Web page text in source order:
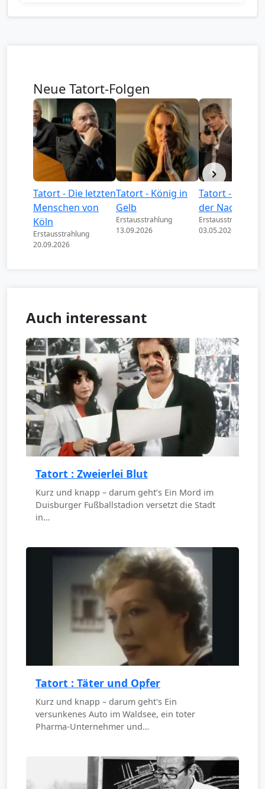
Neue Tatort-Folgen
Tatort - Die letzten
Menschen von
Köln
Erstausstrahlung
20.09.2026
Tatort - König in
Gelb
Erstausstrahlung
13.09.2026
Tatort - Könige
der Nacht
Erstausstrahlung
03.05.2026
Auch interessant
Tatort : Zweierlei Blut
Kurz und knapp – darum geht’s Ein Mord im
Duisburger Fußballstadion versetzt die Stadt
in…
Tatort : Täter und Opfer
Kurz und knapp – darum geht's Ein
versunkenes Auto im Waldsee, ein toter
Pharma-Unternehmer und…